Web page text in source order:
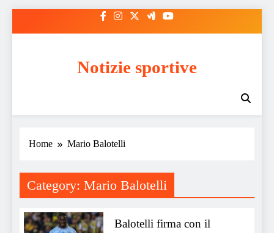
Notizie sportive
Home Mario Balotelli
Category: Mario Balotelli
Balotelli firma con il